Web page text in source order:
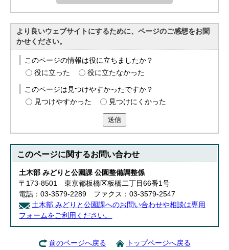
より良いウェブサイトにするために、ページのご感想をお聞
かせください。
このページの情報は役に立ちましたか？
役に立った
役に立たなかった
このページは見つけやすかったですか？
見つけやすかった
見つけにくかった
送信
このページに関するお問い合わせ
土木部 みどりと公園課 公園整備調整係
〒173-8501 東京都板橋区板橋二丁目66番1号
電話：03-3579-2289 ファクス：03-3579-2547
土木部 みどりと公園課へのお問い合わせや相談は専用
フォームをご利用ください。
前のページへ戻る トップページへ戻る